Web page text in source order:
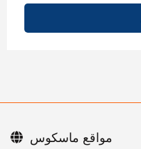
مواقع ماسكوس